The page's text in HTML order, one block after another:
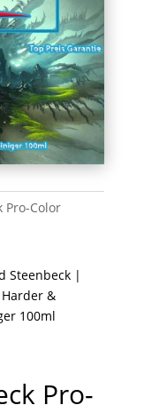
Pro-Color
Steenbeck|
&
100ml
Pro-